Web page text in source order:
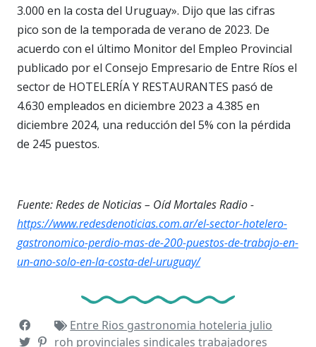
3.000 en la costa del Uruguay». Dijo que las cifras
pico son de la temporada de verano de 2023. De
acuerdo con el último Monitor del Empleo Provincial
publicado por el Consejo Empresario de Entre Ríos el
sector de HOTELERÍA Y RESTAURANTES pasó de
4.630 empleados en diciembre 2023 a 4.385 en
diciembre 2024, una reducción del 5% con la pérdida
de 245 puestos.
Fuente: Redes de Noticias – Oíd Mortales Radio -
https://www.redesdenoticias.com.ar/el-sector-hotelero-
gastronomico-perdio-mas-de-200-puestos-de-trabajo-en-
un-ano-solo-en-la-costa-del-uruguay/
Entre Rios gastronomia hoteleria julio
roh provinciales sindicalestrabajadores